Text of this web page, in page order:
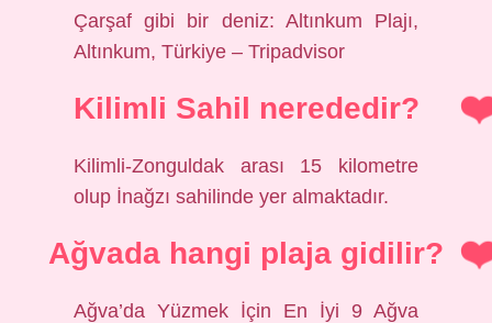
Çarşaf gibi bir deniz: Altınkum Plajı,
Altınkum, Türkiye – Tripadvisor
Kilimli Sahil nerededir?
Kilimli-Zonguldak arası 15 kilometre
olup İnağzı sahilinde yer almaktadır.
Ağvada hangi plaja gidilir?
Ağva’da Yüzmek İçin En İyi 9 Ağva